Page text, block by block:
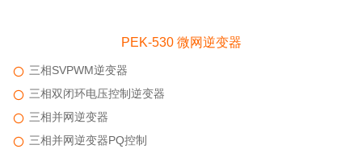
PEK-530 微网逆变器
三相SVPWM逆变器
三相双闭环电压控制逆变器
三相并网逆变器
三相并网逆变器PQ控制